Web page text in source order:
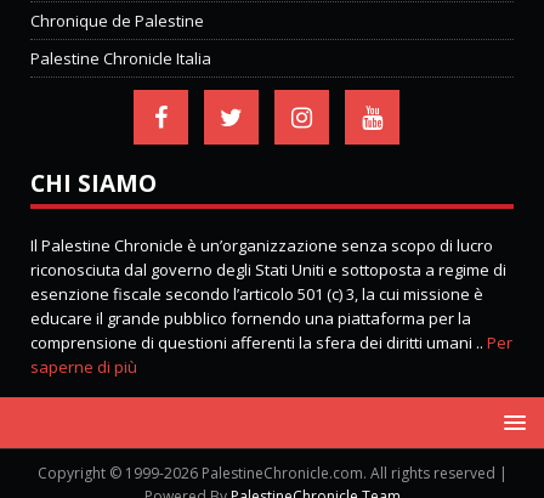
Chronique de Palestine
Palestine Chronicle Italia
CHI SIAMO
Il Palestine Chronicle è un’organizzazione senza scopo di lucro
riconosciuta dal governo degli Stati Uniti e sottoposta a regime di
esenzione fiscale secondo l’articolo 501 (c) 3, la cui missione è
educare il grande pubblico fornendo una piattaforma per la
comprensione di questioni afferenti la sfera dei diritti umani .. Per
saperne di più
Copyright © 1999-2026 PalestineChronicle.com. All rights reserved |